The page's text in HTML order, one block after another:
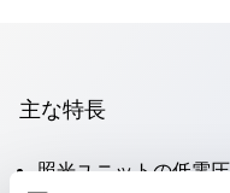
主な特長
照光ユニットの低電